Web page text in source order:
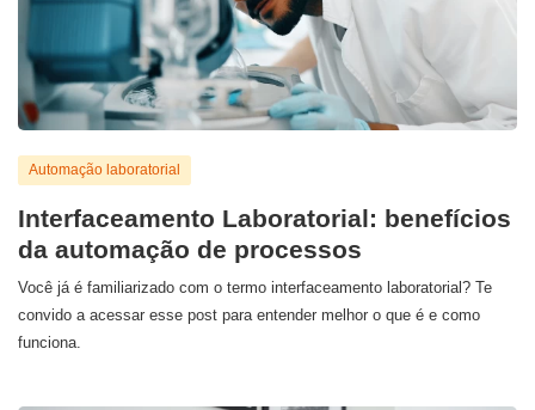
Automação laboratorial
Interfaceamento Laboratorial: benefícios
da automação de processos
Você já é familiarizado com o termo interfaceamento laboratorial? Te
convido a acessar esse post para entender melhor o que é e como
funciona.